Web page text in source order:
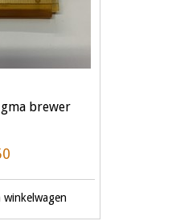
brewer
winkelwagen